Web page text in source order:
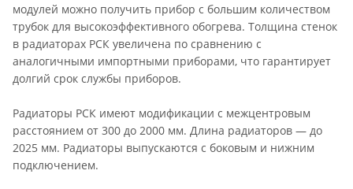
модулей можно получить прибор с большим количеством
трубок для высокоэффективного обогрева. Толщина стенок
в радиаторах РСК увеличена по сравнению с
аналогичными импортными приборами, что гарантирует
долгий срок службы приборов.
Радиаторы РСК имеют модификации с межцентровым
расстоянием от 300 до 2000 мм. Длина радиаторов — до
2025 мм. Радиаторы выпускаются с боковым и нижним
подключением.